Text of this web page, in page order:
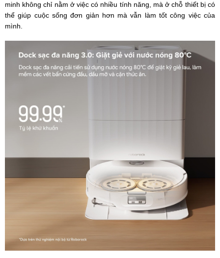
minh không chỉ nằm ở việc có nhiều tính năng, mà ở chỗ thiết bị có
thể giúp cuộc sống đơn giản hơn mà vẫn làm tốt công việc của
mình.